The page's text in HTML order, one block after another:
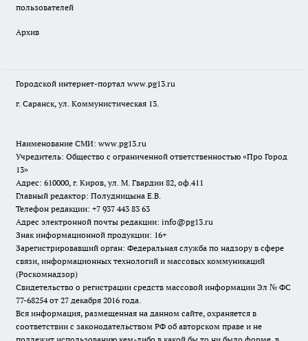
пользователей
Архив
Городской интернет-портал www.pg13.ru
г. Саранск, ул. Коммунистическая 13.
Наименование СМИ: www.pg13.ru
Учредитель: Общество с ограниченной ответственностью «Про Город
13»
Адрес: 610000, г. Киров, ул. М. Гвардии 82, оф.411
Главный редактор: Полудницына Е.В.
Телефон редакции: +7 937 443 83 63
Адрес электронной почты редакции: info@pg13.ru
Знак информационной продукции: 16+
Зарегистрировавший орган: Федеральная служба по надзору в сфере
связи, информационных технологий и массовых коммуникаций
(Роскомнадзор)
Свидетельство о регистрации средств массовой информации Эл № ФС
77-68254 от 27 декабря 2016 года.
Вся информация, размещенная на данном сайте, охраняется в
соответствии с законодательством РФ об авторском праве и не